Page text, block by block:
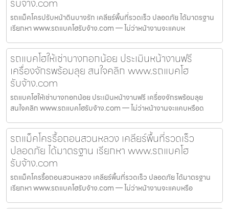
รถแม็คโครปรับหน้าดินบางรัก เคลียร์พื้นที่รวดเร็ว ปลอดภัย ได้มาตรฐาน
เรียกหา www.รถแบคโฮรับจ้าง.com — ไม่ว่าหน้างานจะแคบห
รถแบคโฮให้เช่าบางกอกน้อย ประเมินหน้างานฟรี
เครื่องจักรพร้อมลุย สนใจคลิก www.รถแบคโฮ
รับจ้าง.com
รถแบคโฮให้เช่าบางกอกน้อย ประเมินหน้างานฟรี เครื่องจักรพร้อมลุย
สนใจคลิก www.รถแบคโฮรับจ้าง.com — ไม่ว่าหน้างานจะแคบหรือด
รถแม็คโครรื้อถอนสวนหลวง เคลียร์พื้นที่รวดเร็ว
ปลอดภัย ได้มาตรฐาน เรียกหา www.รถแบคโฮ
รับจ้าง.com
รถแม็คโครรื้อถอนสวนหลวง เคลียร์พื้นที่รวดเร็ว ปลอดภัย ได้มาตรฐาน
เรียกหา www.รถแบคโฮรับจ้าง.com — ไม่ว่าหน้างานจะแคบหรือ